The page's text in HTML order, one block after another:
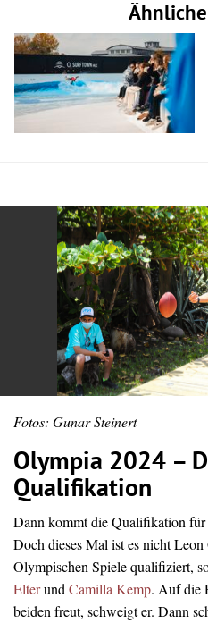
Fotos: Gunar Steinert
Olympia 2024 –
Qualifikation
Dann kommt die Qualifikation
Doch dieses Mal ist es nicht
Olympischen Spiele qualifiziert,
ElterundCamilla Kemp. Auf die
beiden freut, schweigt er. Dann